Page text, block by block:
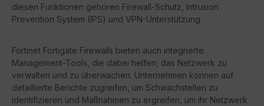
diesen Funktionen gehören Firewall-Schutz, Intrusion
Prevention System (IPS) und VPN-Unterstützung.
Fortinet Fortigate Firewalls bieten auch integrierte
Management-Tools, die dabei helfen, das Netzwerk zu
verwalten und zu überwachen. Unternehmen können auf
detaillierte Berichte zugreifen, um Schwachstellen zu
identifizieren und Maßnahmen zu ergreifen, um ihr Netzwerk